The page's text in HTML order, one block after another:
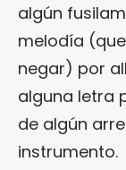
algún
melodía
negar) por
alguna letra
de algún
instrumento.